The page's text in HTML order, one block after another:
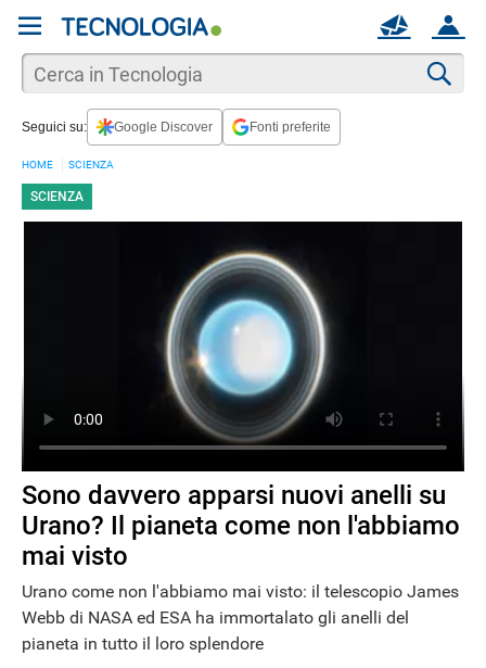
ACCOUNT
MAIL
Seguici su: Google Discover Fonti preferite
HOME SCIENZA
SCIENZA
Sono davvero apparsi nuovi anelli su
Urano? Il pianeta come non l'abbiamo
mai visto
Urano come non l'abbiamo mai visto: il telescopio James
Webb di NASA ed ESA ha immortalato gli anelli del
pianeta in tutto il loro splendore